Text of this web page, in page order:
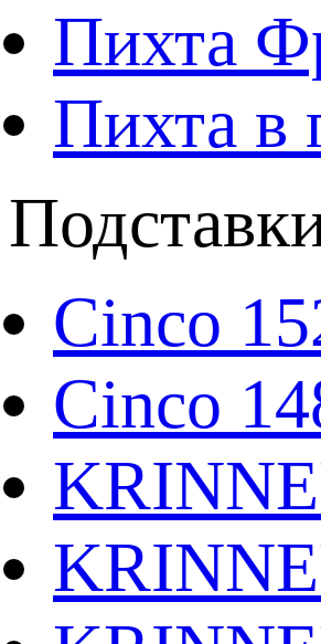
Пихта
Пихта в
Cinco
Cinco